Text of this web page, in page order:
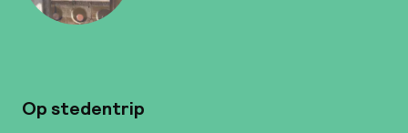
Op stedentrip